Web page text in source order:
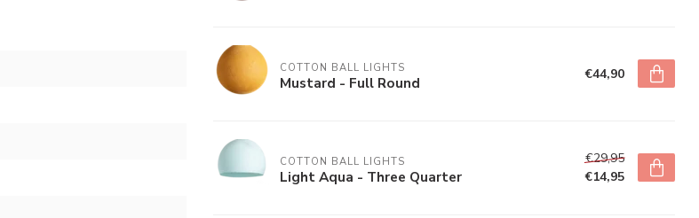
COTTON BALL LIGHTS
Mustard - Full Round €44,90
COTTON BALL LIGHTS
Light Aqua - Three Quarter
€29,95
€14,95